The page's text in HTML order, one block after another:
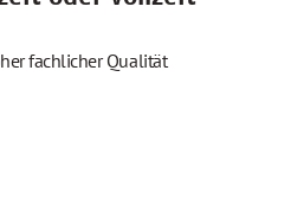
fachlicher Qualität